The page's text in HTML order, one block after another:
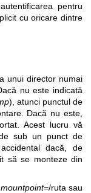
pentru
cu oricare dintre
unui director numai
nu este indicată
), atunci punctul de
Dacă nu este,
Acest lucru vă
sub un punct de
dacă, de
să se monteze din
mountpoint=/ruta sau